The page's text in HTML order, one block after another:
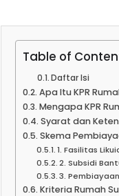
Table of
Daftar Isi
Apa Itu KPR
Mengapa KPR
Syarat dan
Skema
1. Fasilitas
2. Subsidi
3.
Kriteria Rumah